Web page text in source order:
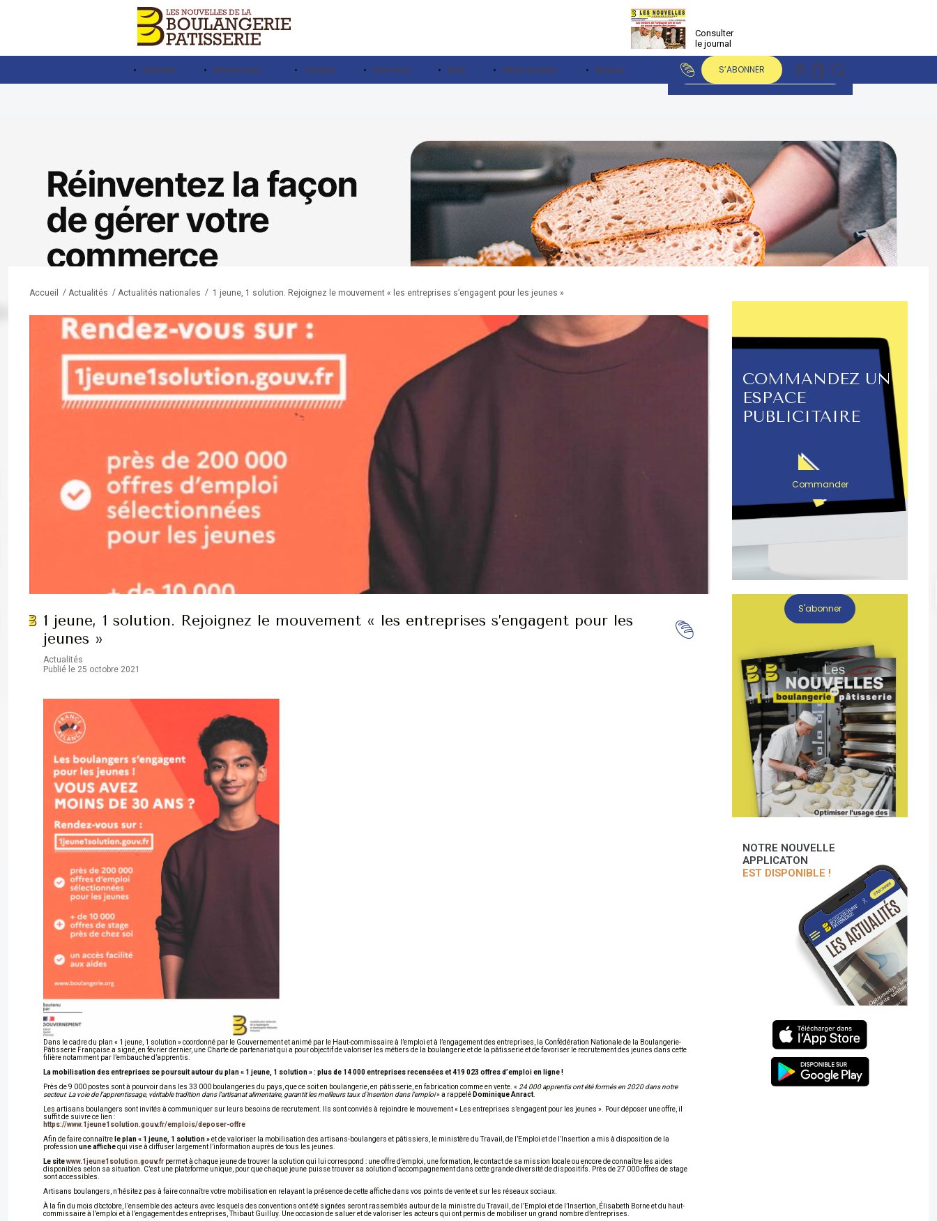
Consulter
le journal
Actualités Rencontre avec… Juridique Savoir-faire Santé Petites annonces Boutique S’ABONNER
Accueil / Actualités / Actualités nationales / 1 jeune, 1 solution. Rejoignez le mouvement « les entreprises s’engagent pour les jeunes »
1 jeune, 1 solution. Rejoignez le mouvement « les entreprises s’engagent pour les
jeunes »
Actualités
Publié le 25 octobre 2021
Dans le cadre du plan « 1 jeune, 1 solution » coordonné par le Gouvernement et animé par le Haut-commissaire à l’emploi et à l’engagement des entreprises, la Confédération Nationale de la Boulangerie-
Pâtisserie Française a signé, en février dernier, une Charte de partenariat qui a pour objectif de valoriser les métiers de la boulangerie et de la pâtisserie et de favoriser le recrutement des jeunes dans cette
filière notamment par l’embauche d’apprentis.
La mobilisation des entreprises se poursuit autour du plan « 1 jeune, 1 solution » : plus de 14 000 entreprises recensées et 419 023 offres d’emploi en ligne !
Près de 9 000 postes sont à pourvoir dans les 33 000 boulangeries du pays, que ce soit en boulangerie, en pâtisserie, en fabrication comme en vente. « 24 000 apprentis ont été formés en 2020 dans notre
secteur. La voie de l’apprentissage, véritable tradition dans l’artisanat alimentaire, garantit les meilleurs taux d’insertion dans l’emploi» a rappelé Dominique Anract
Les artisans boulangers sont invités à communiquer sur leurs besoins de recrutement. Ils sont conviés à rejoindre le mouvement « Les entreprises s’engagent pour les jeunes ». Pour déposer une offre, il
suffit de suivre ce lien :
https://www.1jeune1solution.gouv.fr/emplois/deposer-offre
Afin de faire connaître le plan « 1 jeune, 1 solution »et de valoriser la mobilisation des artisans-boulangers et pâtissiers, le ministère du Travail, de l’Emploi et de l’Insertion a mis à disposition de la
profession une affichequi vise à diffuser largement l’information auprès de tous les jeunes.
Le sitewww.1jeune1solution.gouv.fr permet à chaque jeune de trouver la solution qui lui correspond : une offre d’emploi, une formation, le contact de sa mission locale ou encore de connaître les aides
disponibles selon sa situation. C’est une plateforme unique, pour que chaque jeune puisse trouver sa solution d’accompagnement dans cette grande diversité de dispositifs. Près de 27 000 offres de stage
sont accessibles.
Artisans boulangers, n’hésitez pas à faire connaître votre mobilisation en relayant la présence de cette affiche dans vos points de vente et sur les réseaux sociaux.
À la fin du mois d’octobre, l’ensemble des acteurs avec lesquels des conventions ont été signées seront rassemblés autour de la ministre du Travail, de l’Emploi et de l’Insertion, Élisabeth Borne et du haut-
commissaire à l’emploi et à l’engagement des entreprises, Thibaut Guilluy. Une occasion de saluer et de valoriser les acteurs qui ont permis de mobiliser un grand nombre d’entreprises.
COMMANDEZ UN
ESPACE
PUBLICITAIRE
Commander
S'abonner
NOTRE NOUVELLE
APPLICATON
EST DISPONIBLE !